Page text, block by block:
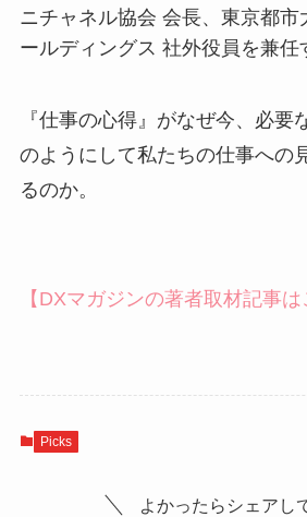
ニチャネル協会 会長、東京都市
ールディングス 社外役員を兼任
『仕事の心得』がなぜ今、必要
のようにして私たちの仕事への
るのか。
【DXマガジンの著者取材記事
Picks
よかったらシェアし